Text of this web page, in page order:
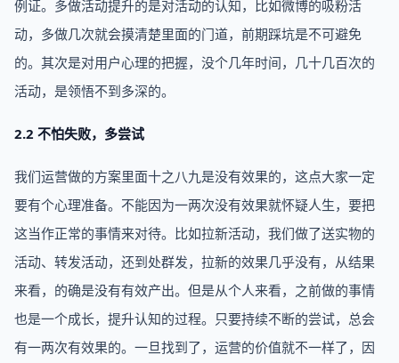
例证。多做活动提升的是对活动的认知，比如微博的吸粉活
动，多做几次就会摸清楚里面的门道，前期踩坑是不可避免
的。其次是对用户心理的把握，没个几年时间，几十几百次的
活动，是领悟不到多深的。
2.2 不怕失败，多尝试
我们运营做的方案里面十之八九是没有效果的，这点大家一定
要有个心理准备。不能因为一两次没有效果就怀疑人生，要把
这当作正常的事情来对待。比如拉新活动，我们做了送实物的
活动、转发活动，还到处群发，拉新的效果几乎没有，从结果
来看，的确是没有有效产出。但是从个人来看，之前做的事情
也是一个成长，提升认知的过程。只要持续不断的尝试，总会
有一两次有效果的。一旦找到了，运营的价值就不一样了，因